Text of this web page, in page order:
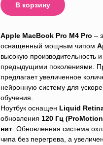
В корзину
Apple MacBook Pro M4 Pro –
оснащенный мощным чипом
высокую производительность
предыдущими поколениями.
предлагает увеличенное
нейронную систему для
обучения.
Ноутбук оснащен Liquid
обновления 120 Гц
нит. Обновленная система
чипа без перегрева, а